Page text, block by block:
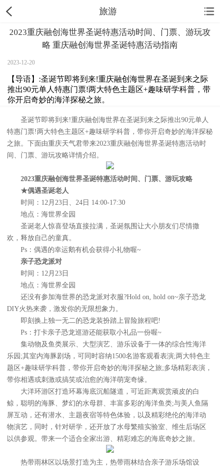
旅游
2023重庆融创海世界圣诞特惠活动时间、门票、游玩攻
略 重庆融创海世界圣诞特惠活动指南
2023-12-20
【导语】:圣诞节即将到来!重庆融创海世界在圣诞到来之际
推出90元单人特惠门票!两大特色主题区+趣味研学科普，带
你开启奇妙的海洋探秘之旅。
圣诞节即将到来!重庆融创海世界在圣诞到来之际推出90元单人
特惠门票!两大特色主题区+趣味研学科普，带你开启奇妙的海洋探秘
之旅。下面由重庆天气君带来2023重庆融创海世界圣诞特惠活动时
间、门票、游玩攻略详情介绍。
2023重庆融创海世界圣诞特惠活动时间、门票、游玩攻略
★偶遇圣诞老人
时间：12月23日、24日 14:00-17:30
地点：海世界全园
圣诞老人惊喜登场直接拉满，圣诞氛围让大小朋友们尽情撒
欢，释放自己的童真。
Ps：偶遇的幸运鹅有机会获得小礼物喔~
亲子恐龙派对
时间：12月23日
地点：海世界全园
还没有参加海世界的恐龙派对衣服?Hold on, hold on~亲子恐龙
DIY火热来袭，激发你的无限想象力。
即刻换上独一无二的恐龙装扮踏上冒险旅程吧!
Ps：打卡亲子恐龙巡游还能获取小礼品一份喔~
集动物及鱼类展示、大型演艺、游乐设备于一体的综合性海洋
乐园;其室内海豚剧场，可同时容纳1500名游客观看表演;两大特色主
题区+趣味研学科普，带你开启奇妙的海洋探秘之旅;多场精彩表演，
带你相遇或刺激或搞笑或治愈的海洋萌宠奇缘。
大洋环游区打造环幕海底沉船隧道，可近距离观赏顽皮的白
鲸，聪明的海豚、梦幻的水母群、丰富多彩的海洋鱼类;与美人鱼隔
屏互动，还有潜水、主题夜宿等特色体验，以及精彩绝伦的海洋动
物演艺，同时，针对研学，还开放了水母繁殖实验室、维生后场区
以供参观。带来一个适合全家出游、精彩难忘的海底奇妙之旅。
热带雨林区以场景打造为主，热带雨林结合亲子游乐场馆设